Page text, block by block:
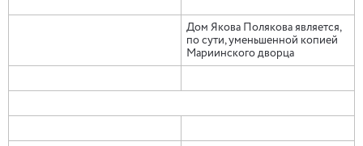
Дом Якова Полякова является,
по сути, уменьшенной копией
Мариинского дворца